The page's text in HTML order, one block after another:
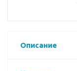
Описание